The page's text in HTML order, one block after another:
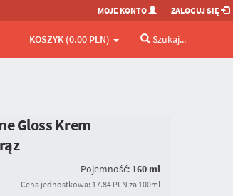
MOJE KONTO ZALOGUJ SIĘ
KOSZYK (0.00 PLN) Szukaj...
Gloss Krem
Pojemność: 160 ml
Cena jednostkowa: 17.84 PLN za 100ml